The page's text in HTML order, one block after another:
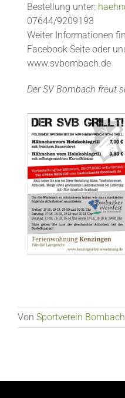
Bestellung unter:
07644/9209193
Weiter Informationen
Facebook Seite oder
www.svbombach.de
Der SV Bombach freut
Von Sportverein Bombach